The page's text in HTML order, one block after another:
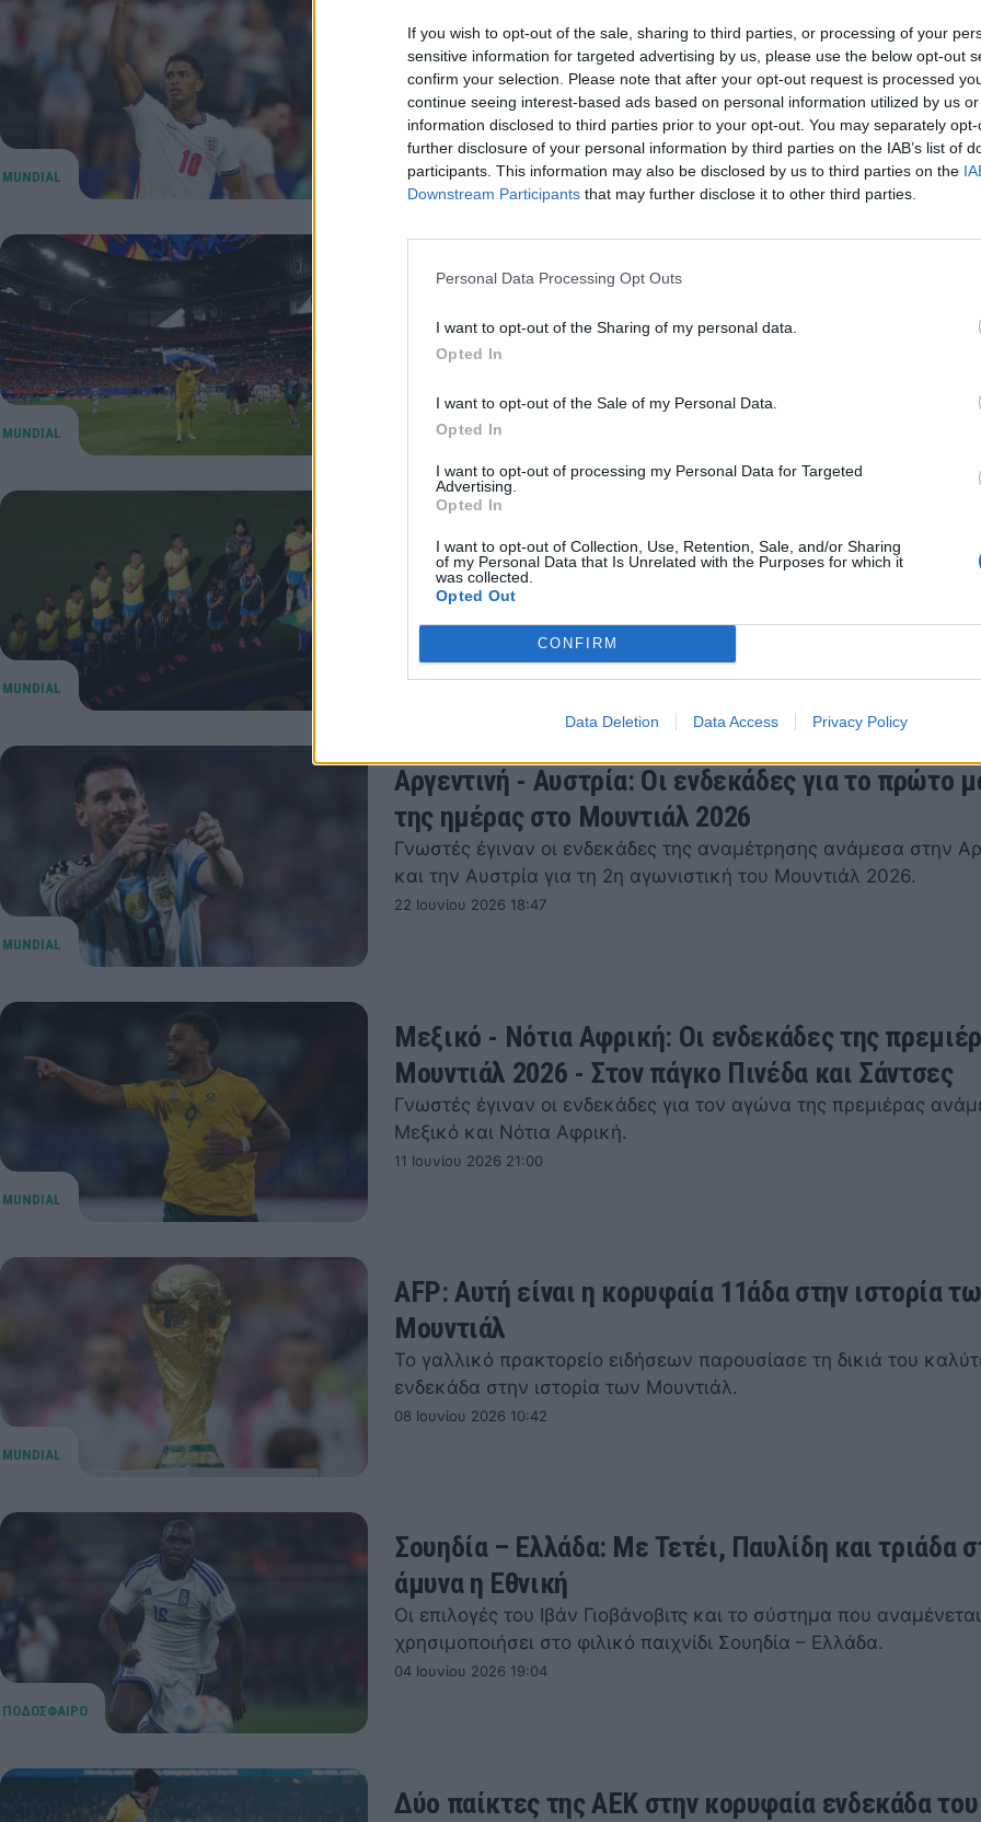
If you wish to opt-out of the sale, sharing to third parties, or processing of your
sensitive information for targeted advertising by us, please use the below opt-out
confirm your selection. Please note that after your opt-out request is processed
continue seeing interest-based ads based on personal information utilized by us
information disclosed to third parties prior to your opt-out. You may separately
further disclosure of your personal information by third parties on the IAB’s list of
participants. This information may also be disclosed by us to third parties on the
Downstream Participants that may further disclose it to other third parties.
Personal Data Processing Opt Outs
I want to opt-out of the Sharing of my personal data.
Opted In
I want to opt-out of the Sale of my Personal Data.
Opted In
I want to opt-out of processing my Personal Data for Targeted
Advertising.
Opted In
I want to opt-out of Collection, Use, Retention, Sale, and/or Sharing
of my Personal Data that Is Unrelated with the Purposes for which it
was collected.
Opted Out
CONFIRM
Data Deletion Data Access Privacy Policy
προημιτελικού
Δείτε τις επιλογές που έκαναν Νορβηγία και Αγγλία για την
μάχης με έπαθλο την πρόκριση στα ημιτελικά του Μουντιάλ
11 Ιουλίου 2026 22:51
Μουντιάλ 2026: Με δύο παίκτες από το Πράσινο
Πολλές εκπλήξεις περιλαμβάνει η κορυφαία ενδεκάδα της
ομίλων του Παγκοσμίου Κυπέλλου 2026, σύμφωνα με την Opta.
28 Ιουνίου 2026 19:14
πάγκο ο Νεϊμάρ
Δείτε τις ενδεκάδες της αναμέτρησης ανάμεσα σε Σκωτία και
24 Ιουνίου 2026 23:44
Αργεντινή - Αυστρία: Οι ενδεκάδες για το πρώτο
της ημέρας στο Μουντιάλ 2026
Γνωστές έγιναν οι ενδεκάδες της αναμέτρησης ανάμεσα στην
και την Αυστρία για τη 2η αγωνιστική του Μουντιάλ 2026.
22 Ιουνίου 2026 18:47
Μεξικό - Νότια Αφρική: Οι ενδεκάδες της
Μουντιάλ 2026 - Στον πάγκο Πινέδα και Σάντσες
Γνωστές έγιναν οι ενδεκάδες για τον αγώνα της πρεμιέρας
Μεξικό και Νότια Αφρική.
11 Ιουνίου 2026 21:00
AFP: Αυτή είναι η κορυφαία 11άδα στην ιστορία
Μουντιάλ
Το γαλλικό πρακτορείο ειδήσεων παρουσίασε τη δικιά του
ενδεκάδα στην ιστορία των Μουντιάλ.
08 Ιουνίου 2026 10:42
Σουηδία – Ελλάδα: Με Τετέι, Παυλίδη και τριάδα
άμυνα η Εθνική
Οι επιλογές του Ιβάν Γιοβάνοβιτς και το σύστημα που
χρησιμοποιήσει στο φιλικό παιχνίδι Σουηδία – Ελλάδα.
04 Ιουνίου 2026 19:04
Δύο παίκτες της ΑΕΚ στην κορυφαία ενδεκάδα του